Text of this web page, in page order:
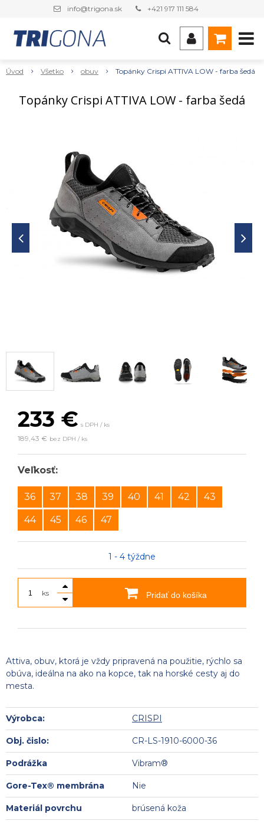
info@trigona.sk +421 917 111 584
Úvod Všetko obuv Topánky Crispi ATTIVA LOW - farba šedá
Topánky Crispi ATTIVA LOW - farba šedá
233 € s DPH / ks
189,43 € bez DPH / ks
Veľkosť:
36 37 38 39 40 41 42 43
44 45 46 47
1 - 4 týždne
ks Pridať do košíka
Attiva, obuv, ktorá je vždy pripravená na použitie, rýchlo sa
obúva, ideálna na ako na kopce, tak na horské cesty aj do
mesta.
Výrobca: CRISPI
Obj. čislo: CR-LS-1910-6000-36
Podrážka Vibram®
Gore-Tex® membrána Nie
Materiál povrchu brúsená koža